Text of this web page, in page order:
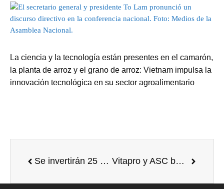
La ciencia y la tecnología están presentes en el camarón,
la planta de arroz y el grano de arroz: Vietnam impulsa la
innovación tecnológica en su sector agroalimentario
Se invertirán 25 millones de dólares en centro de mejoramiento genético acuícola en Ecuador Vitapro y ASC buscan promover en conjunto el desarrollo sostenible de la industria acuícola en América Latina